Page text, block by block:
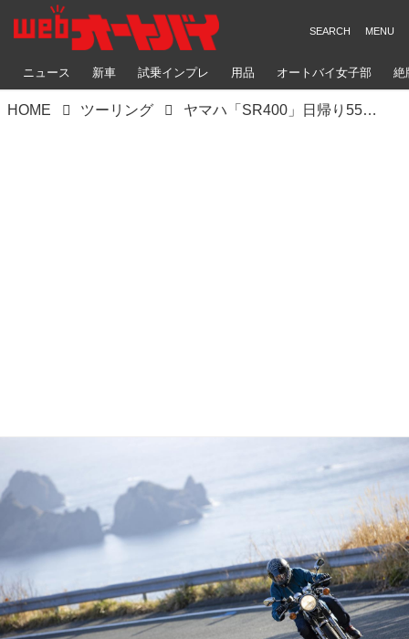
ニュース 新車 試乗インプレ 用品 オートバイ女子部 絶
HOME ツーリング ヤマハ「SR400」日帰り550kmツーリング｜終わらないSRの魂【紀行】